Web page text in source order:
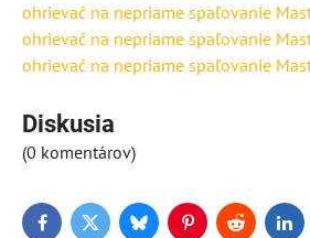
ohrievač na nepriame spaľovanie
ohrievač na nepriame spaľovanie
ohrievač na nepriame spaľovanie
Diskusia
(0 komentárov)
FacebookTwitterBlueskyPinterestReddit